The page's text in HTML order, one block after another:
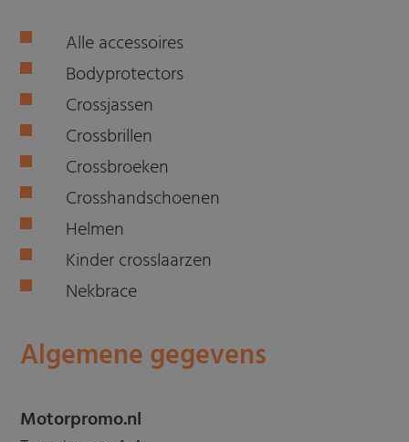
Alle accessoires
Bodyprotectors
Crossjassen
Crossbrillen
Crossbroeken
Crosshandschoenen
Helmen
Kinder crosslaarzen
Nekbrace
Algemene gegevens
Motorpromo.nl